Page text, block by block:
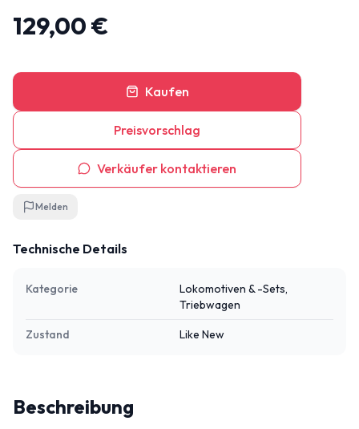
129,00 €
Kaufen
Preisvorschlag
Verkäufer kontaktieren
Melden
Technische Details
Kategorie
Lokomotiven & -Sets,
Triebwagen
Zustand Like New
Beschreibung